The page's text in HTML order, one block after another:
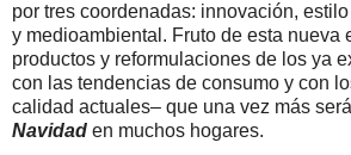
por tres coordenadas: innovación,
y medioambiental. Fruto de esta nueva
productos y reformulaciones de los ya
con las tendencias de consumo y con
calidad actuales– que una vez más
Navidad en muchos hogares.